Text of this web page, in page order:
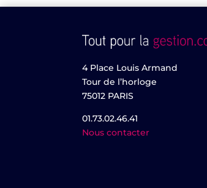
4 Place Louis Armand
Tour de l’horloge
75012 PARIS
01.73.02.46.41
Nous contacter